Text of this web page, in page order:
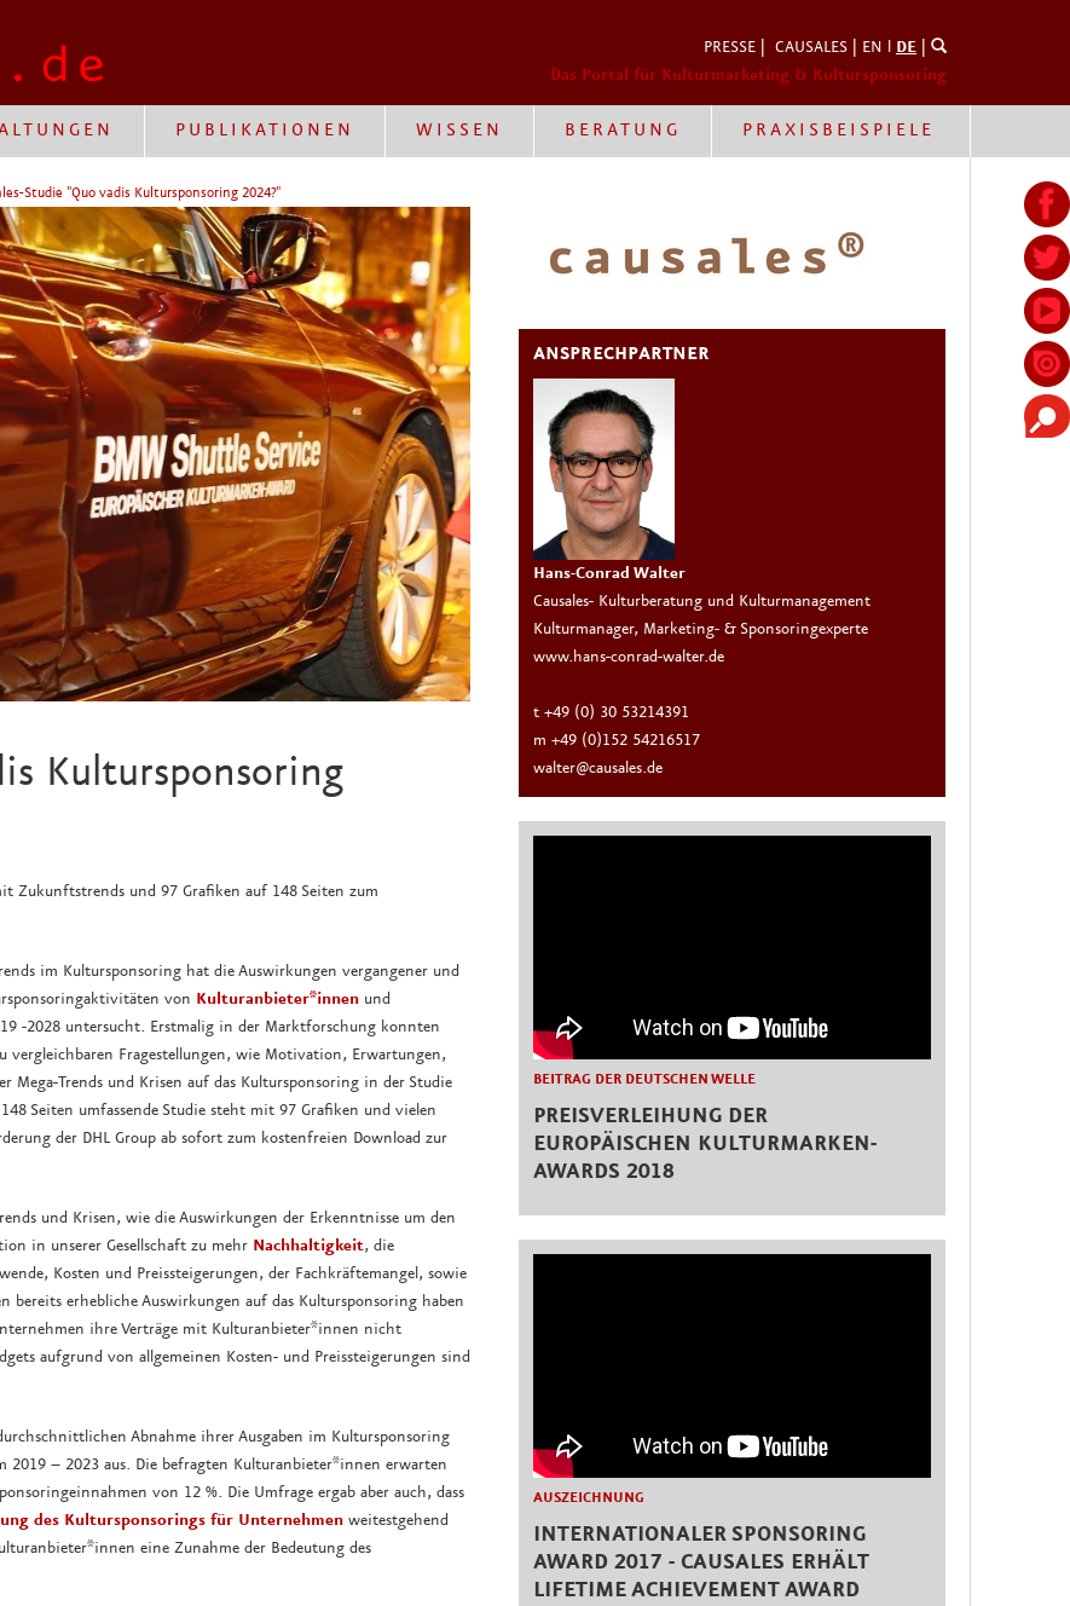
PRESSE CAUSALES EN DE
Das Portal für Kulturmarketing & Kultursponsoring
PUBLIKATIONEN WISSEN BERATUNG PRAXISBEISPIELE
Studie "Quo vadis Kultursponsoring 2024?"
Kultursponsoring
Zukunftstrends und 97 Grafiken auf 148 Seiten zum
im Kultursponsoring hat die Auswirkungen vergangener und
von Kulturanbieter*innen und
-2028 untersucht. Erstmalig in der Marktforschung konnten
Fragestellungen, wie Motivation, Erwartungen,
Mega-Trends und Krisen auf das Kultursponsoring in der Studie
Seiten umfassende Studie steht mit 97 Grafiken und vielen
der DHL Group ab sofort zum kostenfreien Download zur
und Krisen, wie die Auswirkungen der Erkenntnisse um den
in unserer Gesellschaft zu mehr Nachhaltigkeit, die
Kosten und Preissteigerungen, der Fachkräftemangel, sowie
erhebliche Auswirkungen auf das Kultursponsoring haben
ihre Verträge mit Kulturanbieter*innen nicht
aufgrund von allgemeinen Kosten- und Preissteigerungen sind
Abnahme ihrer Ausgaben im Kultursponsoring
2019 – 2023 aus. Die befragten Kulturanbieter*innen erwarten
von 12 %. Die Umfrage ergab aber auch, dass
des Kultursponsorings für Unternehmen weitestgehend
eine Zunahme der Bedeutung des
ANSPRECHPARTNER
Hans-Conrad Walter
Causales- Kulturberatung und Kulturmanagement
Kulturmanager, Marketing- & Sponsoringexperte
www.hans-conrad-walter.de
t +49 (0) 30 53214391
m +49 (0)152 54216517
walter@causales.de
BEITRAG DER DEUTSCHEN WELLE
PREISVERLEIHUNG DER
EUROPÄISCHEN KULTURMARKEN-
AWARDS 2018
AUSZEICHNUNG
INTERNATIONALER SPONSORING
AWARD 2017 - CAUSALES ERHÄLT
LIFETIME ACHIEVEMENT AWARD